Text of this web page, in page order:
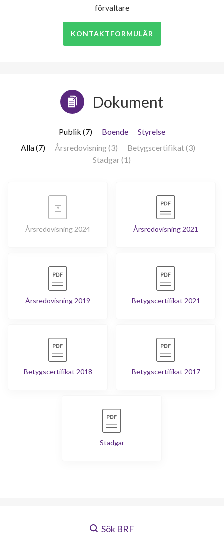
förvaltare
KONTAKTFORMULÄR
Dokument
Publik (7) Boende
Styrelse
Alla (7)
Årsredovisning (3)
Betygscertifikat (3)
Stadgar (1)
Årsredovisning 2024 Årsredovisning 2021
Årsredovisning 2019 Betygscertifikat 2021
Betygscertifikat 2018 Betygscertifikat 2017
Stadgar
Sök BRF